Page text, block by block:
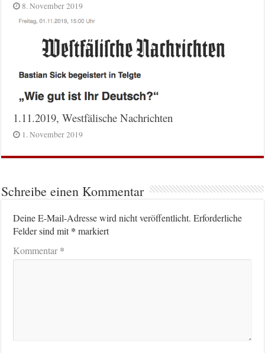
8. November 2019
1.11.2019, Westfälische Nachrichten
1. November 2019
Schreibe einen Kommentar
Deine E-Mail-Adresse wird nicht veröffentlicht. Erforderliche
Felder sind mit* markiert
Kommentar*